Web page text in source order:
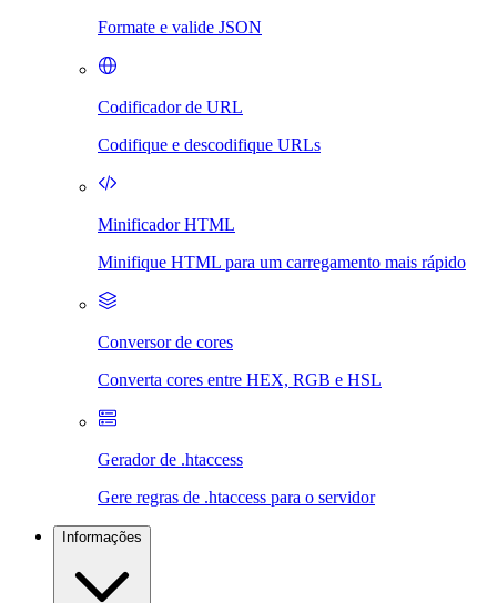
Formate e valide JSON
Codificador de URL
Codifique e descodifique URLs
Minificador HTML
Minifique HTML para um carregamento mais rápido
Conversor de cores
Converta cores entre HEX, RGB e HSL
Gerador de .htaccess
Gere regras de .htaccess para o servidor
Informações